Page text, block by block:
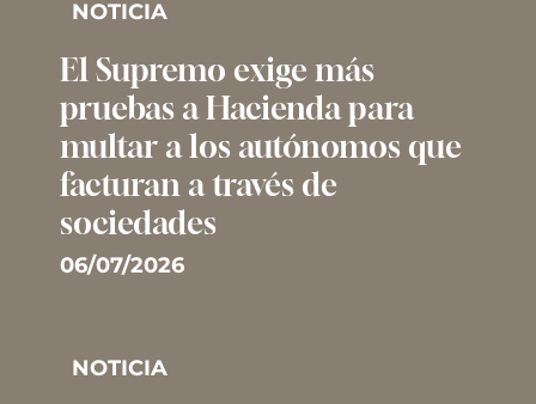
NOTICIA
El Supremo exige más
pruebas a Hacienda para
multar a los autónomos que
facturan a través de
sociedades
06/07/2026
NOTICIA